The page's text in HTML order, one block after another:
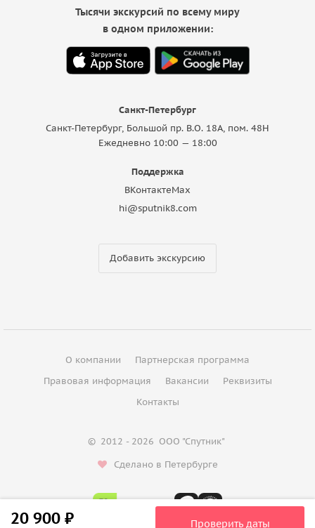
20 900 ₽ Проверить даты
Санкт-Петербург
Санкт-Петербург, Большой пр. В.О. 18A, пом. 48Н
Ежедневно 10:00 — 18:00
Поддержка
ВКонтактеMax
hi@sputnik8.com
Добавить экскурсию
Тысячи экскурсий по всему миру
в одном приложении:
О компании
Партнерская программа
Правовая информация
Вакансии
Реквизиты
Контакты
© 2012 - 2026 ООО "Спутник"
Сделано в Петербурге